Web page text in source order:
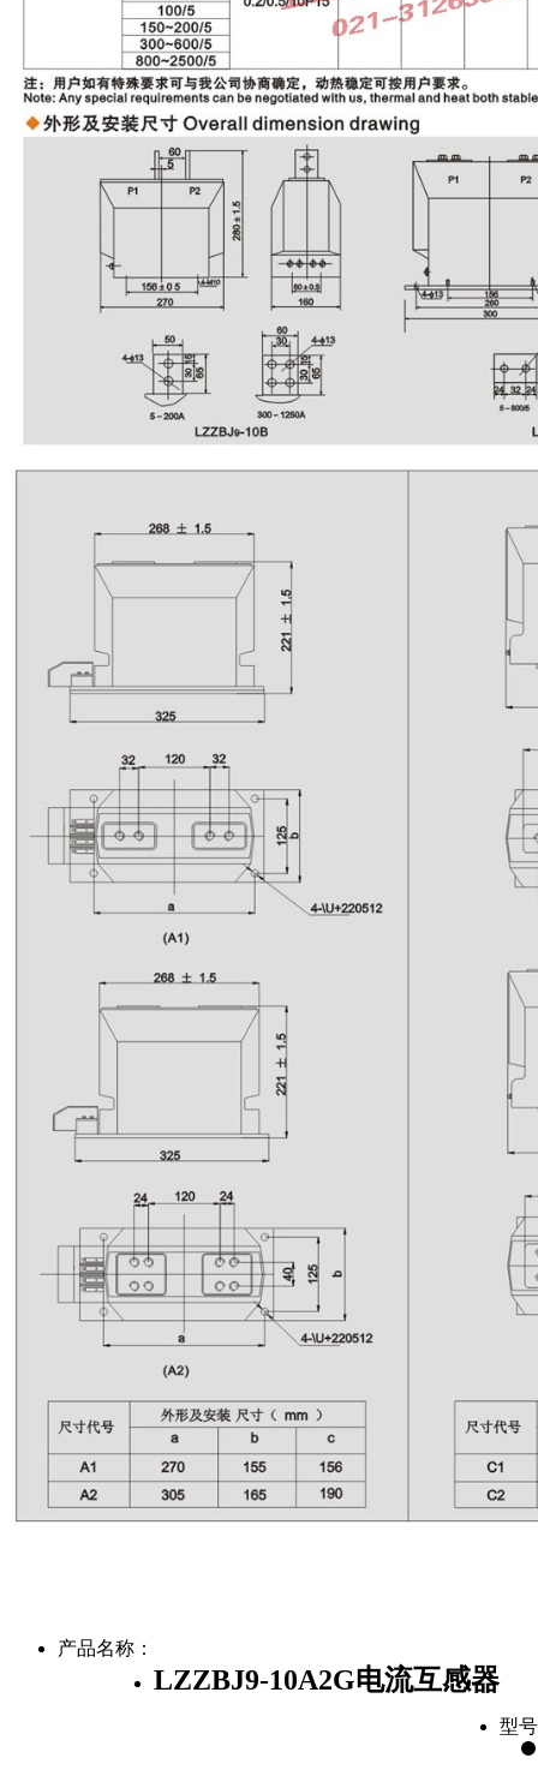
产品名称：
LZZBJ9-10A2G电流互感器
型